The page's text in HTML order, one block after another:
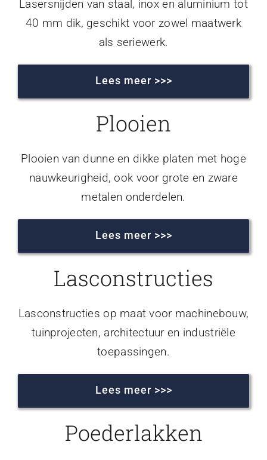
Lasersnijden van staal, inox en aluminium tot
40 mm dik, geschikt voor zowel maatwerk
als seriewerk.
Lees meer >>>
Plooien
Plooien van dunne en dikke platen met hoge
nauwkeurigheid, ook voor grote en zware
metalen onderdelen.
Lees meer >>>
Lasconstructies
Lasconstructies op maat voor machinebouw,
tuinprojecten, architectuur en industriële
toepassingen.
Lees meer >>>
Poederlakken